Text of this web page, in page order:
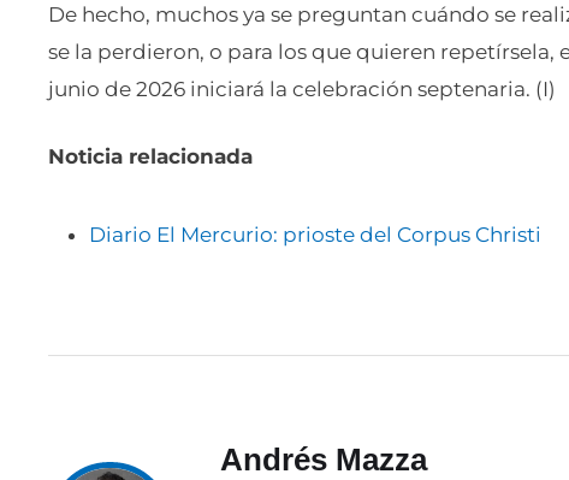
De hecho, muchos ya se preguntan cuándo se
se la perdieron, o para los que quieren repetírsela,
junio de 2026 iniciará la celebración septenaria. (I)
Noticia relacionada
Diario El Mercurio: prioste del Corpus Christi
Andrés Mazza